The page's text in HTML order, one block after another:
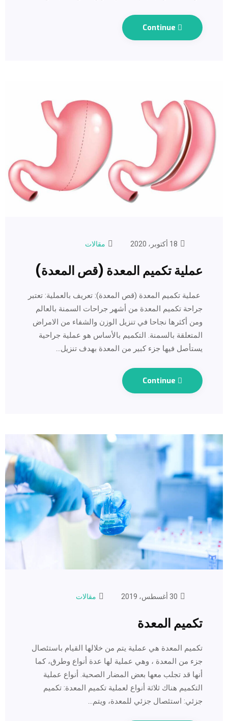
Continue
مقالات
عملية تكميم المعدة (قص المعدة)
عملية تكميم المعدة (قص المعدة): تعريف بالعملية: تعتبر
جراحة تكميم المعدة من أشهر جراحات السمنة بالعالم
ومن أكثرها نجاحا في تنزيل الوزن والشفاء من الامراض
المتعلقة بالسمنة. التكميم بالأساس هو عملية جراحية
يستأصل فيها جزء كبير من المعدة بهدف تنزيل…
Continue
مقالات
تكميم المعدة
تكميم المعدة هي عملية يتم من خلالها القيام باستئصال
جزء من المعدة ، وهي عملية لها عدة أنواع وطرق، كما
أنها قد تجلب معها بعض المضار الصحية. أنواع عملية
التكميم هناك ثلاثة أنواع لعملية تكميم المعدة: تكميم
جزئي: استئصال جزئي للمعدة، ويتم…